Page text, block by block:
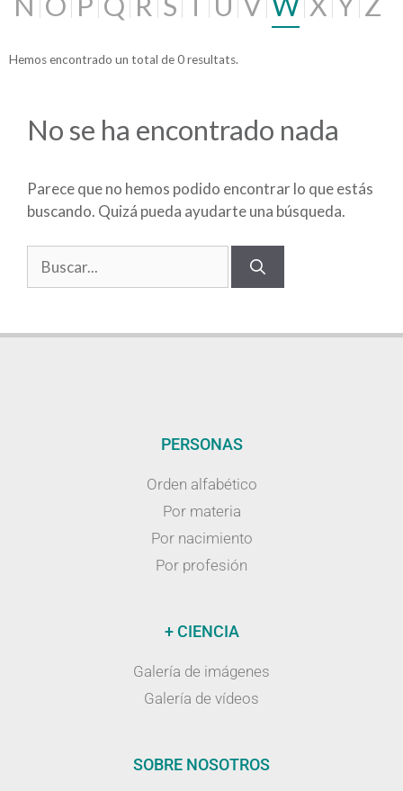
Hemos encontrado un total de 0 resultats.
No se ha encontrado nada
Parece que no hemos podido encontrar lo que estás
buscando. Quizá pueda ayudarte una búsqueda.
PERSONAS
Orden alfabético
Por materia
Por nacimiento
Por profesión
+ CIENCIA
Galería de imágenes
Galería de vídeos
SOBRE NOSOTROS